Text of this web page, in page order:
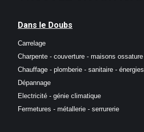
Dans le Doubs
Carrelage
Charpente - couverture - maisons
Chauffage - plomberie - sanitaire -
Dépannage
Electricité - génie climatique
Fermetures - métallerie - serrurerie